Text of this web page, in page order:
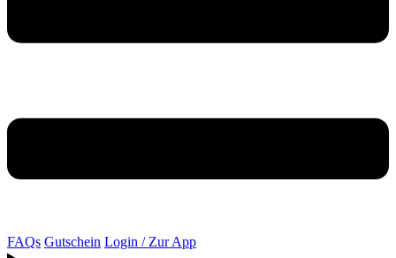
FAQs Gutschein Login / Zur App